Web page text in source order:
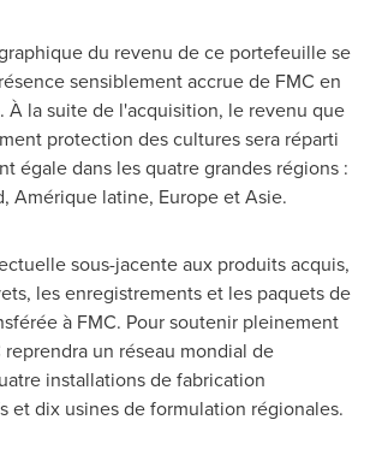
du revenu de ce portefeuille se
sensiblement accrue de FMC en
. À la suite de l'acquisition, le revenu que
protection des cultures sera réparti
égale dans les quatre grandes régions :
Amérique latine, Europeet Asie.
sous-jacente aux produits acquis,
les enregistrements et les paquets de
à FMC. Pour soutenir pleinement
un réseau mondial de
installations de fabrication
et dix usines de formulation régionales.